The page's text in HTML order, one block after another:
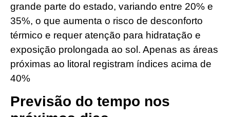
grande parte do estado, variando entre 20% e
35%, o que aumenta o risco de desconforto
térmico e requer atenção para hidratação e
exposição prolongada ao sol. Apenas as áreas
próximas ao litoral registram índices acima de
40%
Previsão do tempo nos